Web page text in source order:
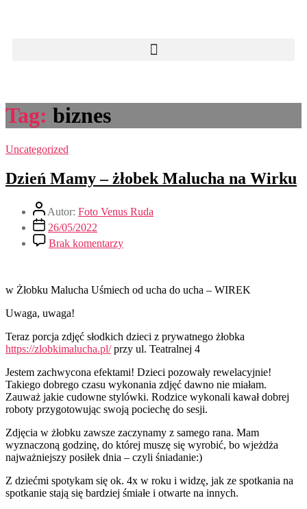
Tag: biznes
Uncategorized
Dzień Mamy – żłobek Malucha na Wirku
Autor: Foto Venus Ruda
26/05/2022
Brak komentarzy
w Żłobku Malucha Uśmiech od ucha do ucha – WIREK
Uwaga, uwaga!
Teraz porcja zdjęć słodkich dzieci z prywatnego żłobka
https://zlobkimalucha.pl/przy ul. Teatralnej 4
Jestem zachwycona efektami! Dzieci pozowały rewelacyjnie!
Takiego dobrego czasu wykonania zdjęć dawno nie miałam.
Zauważ jakie cudowne stylówki. Rodzice wykonali kawał dobrej
roboty przygotowując swoją pociechę do sesji.
Zdjęcia w żłobku zawsze zaczynamy z samego rana. Mam
wyznaczoną godzinę, do której muszę się wyrobić, bo wjeżdża
najważniejszy posiłek dnia – czyli śniadanie:)
Z dziećmi spotykam się ok. 4x w roku i widzę, jak ze spotkania na
spotkanie stają się bardziej śmiałe i otwarte na innych.